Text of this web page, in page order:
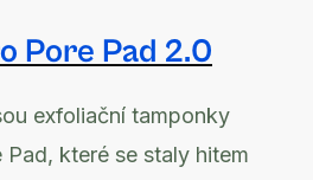
Pore Pad 2.0
exfoliační tamponky
které se staly hitem